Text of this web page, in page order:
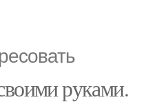
руками.